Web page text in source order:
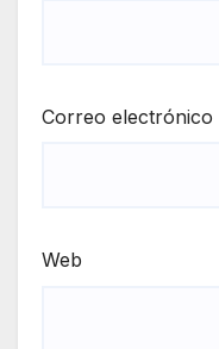
Correo electrónico
Web